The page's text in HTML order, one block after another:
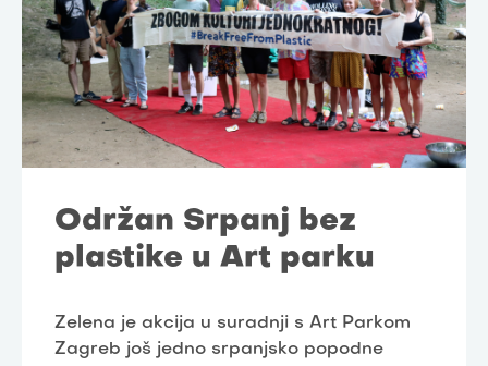
Održan Srpanj bez
plastike u Art parku
Zelena je akcija u suradnji s Art Parkom
Zagreb još jedno srpanjsko popodne